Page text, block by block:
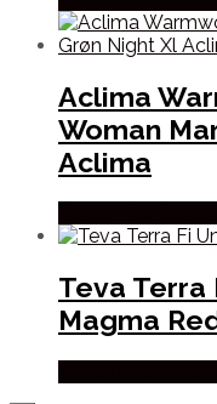
Aclima
Woman
Aclima
Teva Terra
Magma